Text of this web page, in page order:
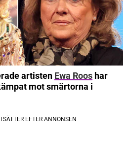
artisten Ewa Roos har
mot smärtorna i